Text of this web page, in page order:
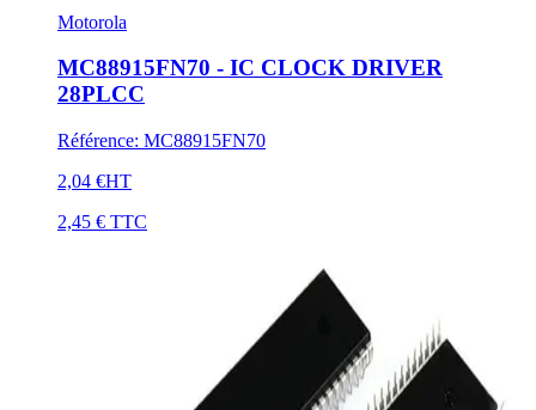
Motorola
MC88915FN70 - IC CLOCK DRIVER
28PLCC
Référence: MC88915FN70
2,04 €HT
2,45 € TTC